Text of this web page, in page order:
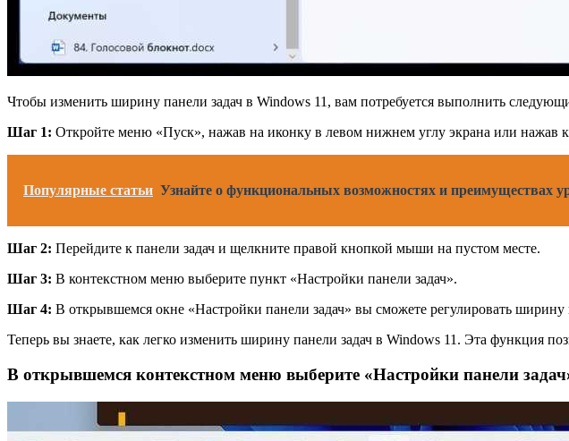
Чтобы изменить ширину панели задач в Windows 11, вам потребуется выполнить
Шаг 1: Откройте меню «Пуск», нажав на иконку в левом нижнем углу экрана или нажав
Популярные статьи Узнайте о функциональных возможностях и преимуществах
Шаг 2: Перейдите к панели задач и щелкните правой кнопкой мыши на пустом месте.
Шаг 3: В контекстном меню выберите пункт «Настройки панели задач».
Шаг 4: В открывшемся окне «Настройки панели задач» вы сможете регулировать
Теперь вы знаете, как легко изменить ширину панели задач в Windows 11. Эта функция
В открывшемся контекстном меню выберите «Настройки панели